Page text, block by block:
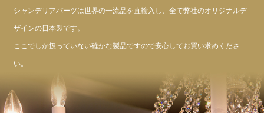
シャンデリアパーツは世界の一流品を直輸入し、全て弊社のオリジナルデ
ザインの日本製です。
ここでしか扱っていない確かな製品ですので安心してお買い求めくださ
い。